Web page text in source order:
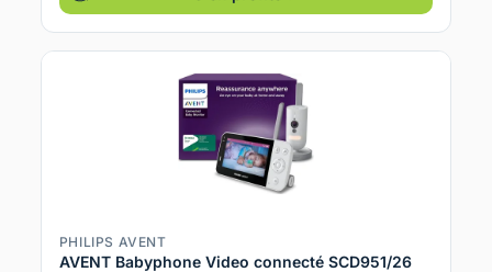
PHILIPS AVENT
AVENT Babyphone Video connecté SCD951/26